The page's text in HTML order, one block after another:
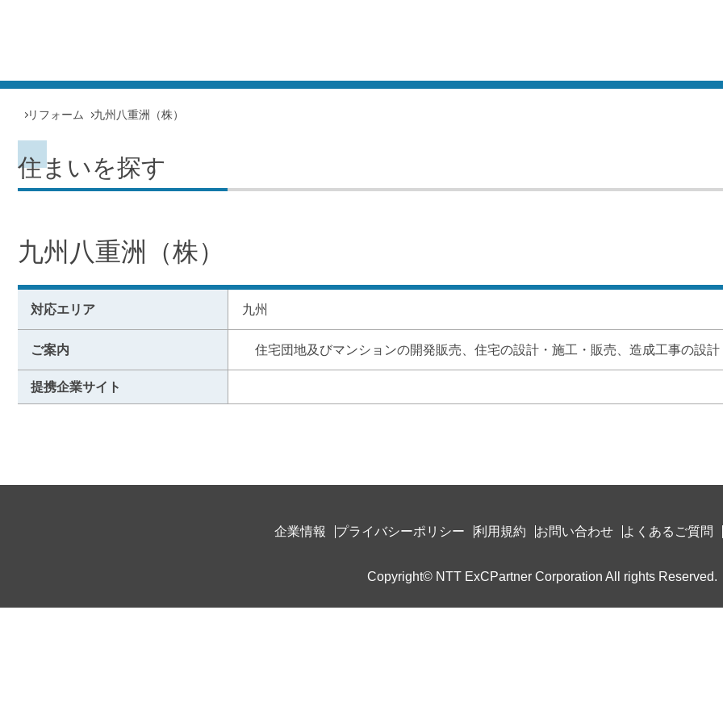
リフォーム 九州八重洲（株）
住まいを探す
九州八重洲（株）
対応エリア 九州
ご案内 住宅団地及びマンションの開発販売、住宅の設計・施工・販売、造成工事の設計
提携企業サイト
企業情報 プライバシーポリシー 利用規約 お問い合わせ よくあるご質問
Copyright© NTT ExCPartner Corporation All rights Reserved.